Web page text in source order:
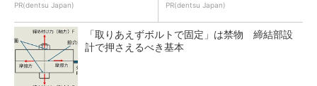
PR(dentsu Japan) PR(dentsu Japan)
「取りあえずボルトで固定」は禁物 締結部設
計で押さえるべき基本